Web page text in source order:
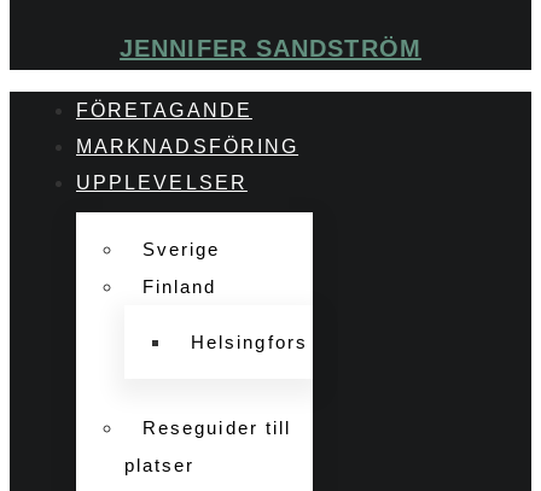
JENNIFER SANDSTRÖM
FÖRETAGANDE
MARKNADSFÖRING
UPPLEVELSER
Sverige
Finland
Helsingfors
Reseguider till
platser